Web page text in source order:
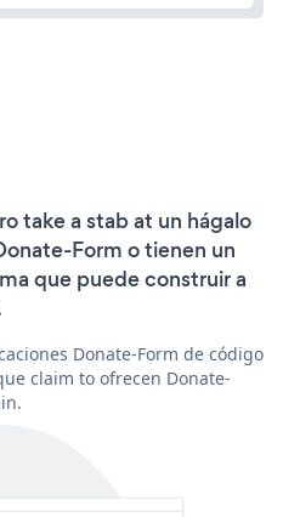
take a stab at un hágalo
Form o tienen un
que puede construir a
Donate-Form de código
claim to ofrecen Donate-